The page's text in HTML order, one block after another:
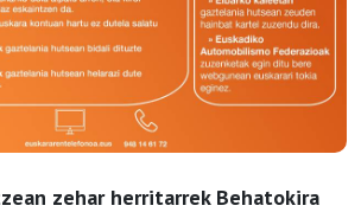
zehar herritarrek Behatokira